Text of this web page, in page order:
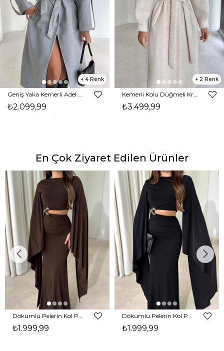
4
₺2.099,99
2
₺3.499,99
En Çok Ziyaret Edilen Ürünler
₺1.999,99 ₺1.999,99